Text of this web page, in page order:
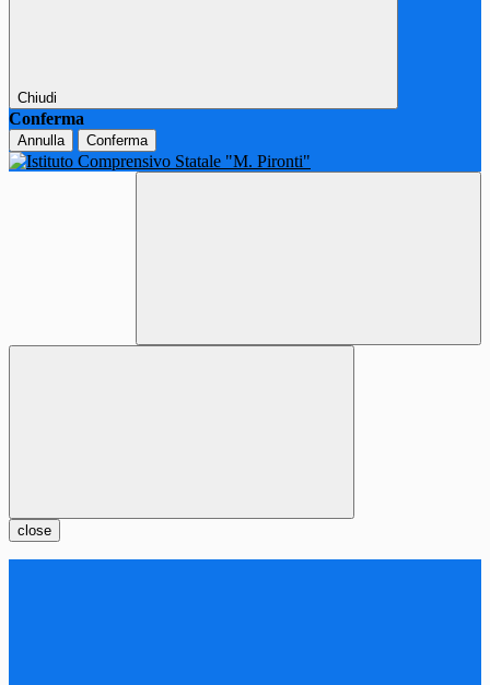
Chiudi
Conferma
Annulla Conferma
close